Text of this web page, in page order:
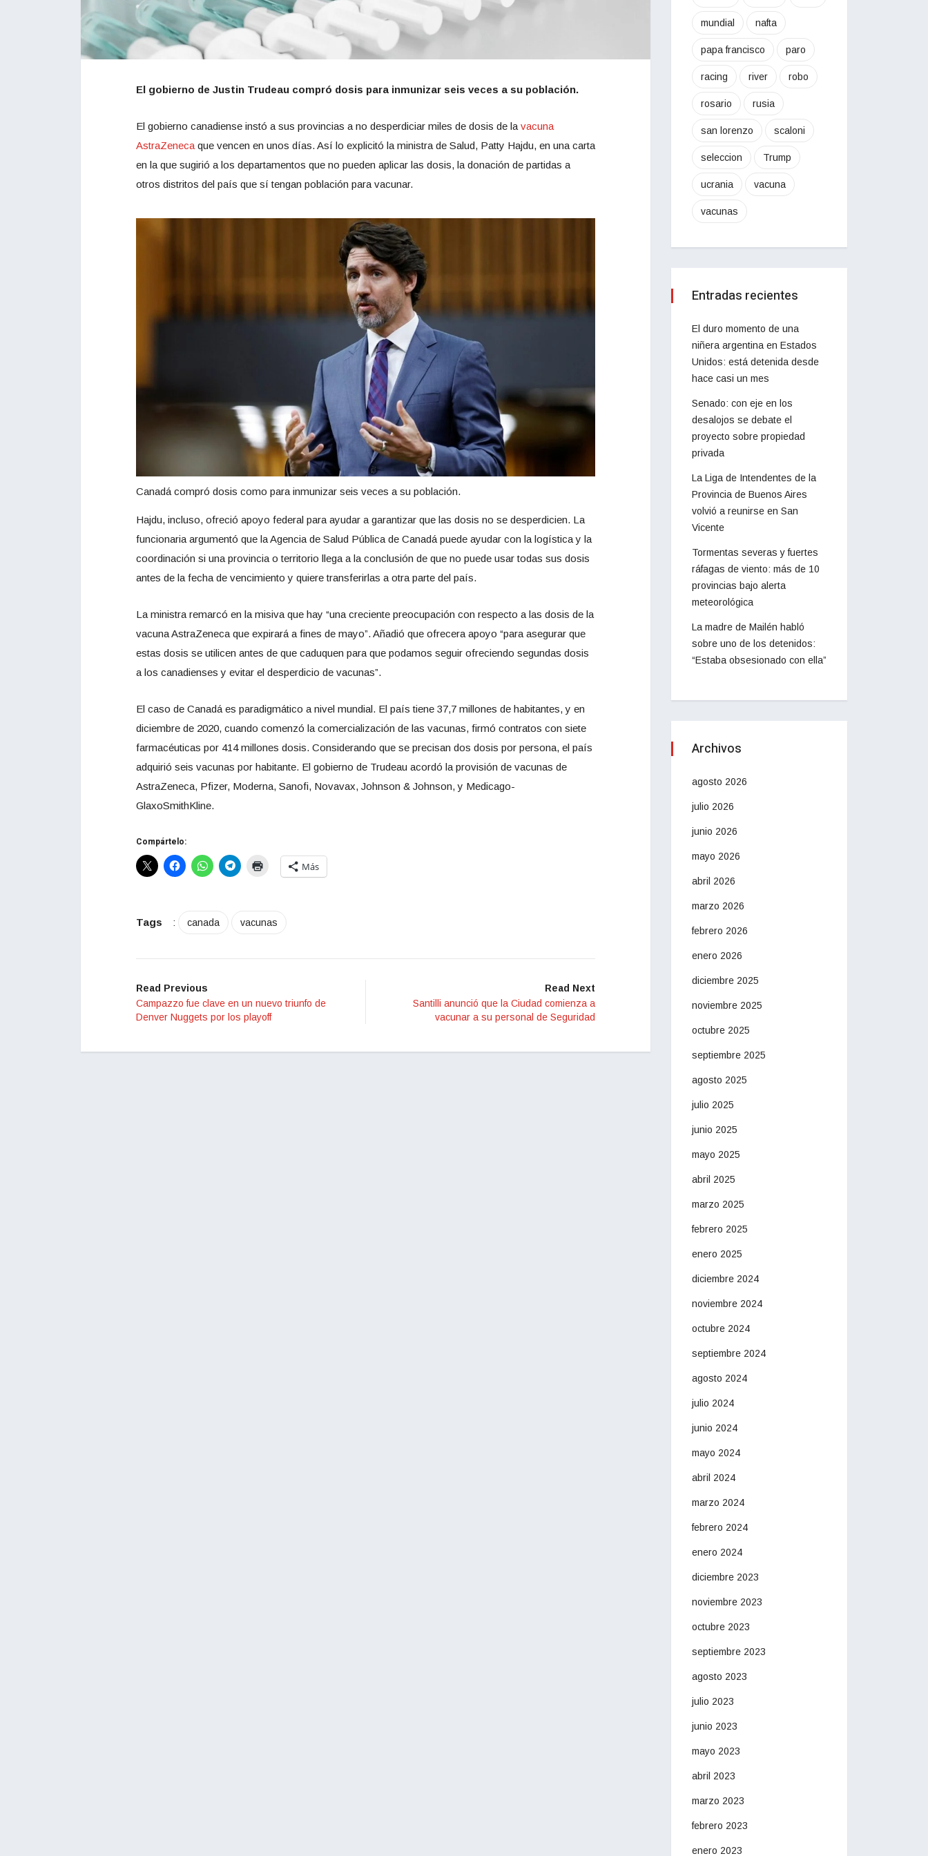
El gobierno de Justin Trudeau compró dosis para inmunizar seis veces a su población.
El gobierno canadiense instó a sus provincias a no desperdiciar miles de dosis de la vacuna
AstraZeneca que vencen en unos días. Así lo explicitó la ministra de Salud, Patty Hajdu, en una carta
en la que sugirió a los departamentos que no pueden aplicar las dosis, la donación de partidas a
otros distritos del país que sí tengan población para vacunar.
Canadá compró dosis como para inmunizar seis veces a su población.
Hajdu, incluso, ofreció apoyo federal para ayudar a garantizar que las dosis no se desperdicien. La
funcionaria argumentó que la Agencia de Salud Pública de Canadá puede ayudar con la logística y la
coordinación si una provincia o territorio llega a la conclusión de que no puede usar todas sus dosis
antes de la fecha de vencimiento y quiere transferirlas a otra parte del país.
La ministra remarcó en la misiva que hay “una creciente preocupación con respecto a las dosis de la
vacuna AstraZeneca que expirará a fines de mayo”. Añadió que ofrecera apoyo “para asegurar que
estas dosis se utilicen antes de que caduquen para que podamos seguir ofreciendo segundas dosis
a los canadienses y evitar el desperdicio de vacunas”.
El caso de Canadá es paradigmático a nivel mundial. El país tiene 37,7 millones de habitantes, y en
diciembre de 2020, cuando comenzó la comercialización de las vacunas, firmó contratos con siete
farmacéuticas por 414 millones dosis. Considerando que se precisan dos dosis por persona, el país
adquirió seis vacunas por habitante. El gobierno de Trudeau acordó la provisión de vacunas de
AstraZeneca, Pfizer, Moderna, Sanofi, Novavax, Johnson & Johnson, y Medicago-
GlaxoSmithKline.
Compártelo:
Más
Tags : canada vacunas
Read Previous
Campazzo fue clave en un nuevo triunfo de
Denver Nuggets por los playoff
Read Next
Santilli anunció que la Ciudad comienza a
vacunar a su personal de Seguridad
mundial nafta
papa francisco paro
racing river robo
rosario rusia
san lorenzo scaloni
seleccion Trump
ucrania vacuna
vacunas
Entradas recientes
El duro momento de una
niñera argentina en Estados
Unidos: está detenida desde
hace casi un mes
Senado: con eje en los
desalojos se debate el
proyecto sobre propiedad
privada
La Liga de Intendentes de la
Provincia de Buenos Aires
volvió a reunirse en San
Vicente
Tormentas severas y fuertes
ráfagas de viento: más de 10
provincias bajo alerta
meteorológica
La madre de Mailén habló
sobre uno de los detenidos:
“Estaba obsesionado con ella”
Archivos
agosto 2026
julio 2026
junio 2026
mayo 2026
abril 2026
marzo 2026
febrero 2026
enero 2026
diciembre 2025
noviembre 2025
octubre 2025
septiembre 2025
agosto 2025
julio 2025
junio 2025
mayo 2025
abril 2025
marzo 2025
febrero 2025
enero 2025
diciembre 2024
noviembre 2024
octubre 2024
septiembre 2024
agosto 2024
julio 2024
junio 2024
mayo 2024
abril 2024
marzo 2024
febrero 2024
enero 2024
diciembre 2023
noviembre 2023
octubre 2023
septiembre 2023
agosto 2023
julio 2023
junio 2023
mayo 2023
abril 2023
marzo 2023
febrero 2023
enero 2023